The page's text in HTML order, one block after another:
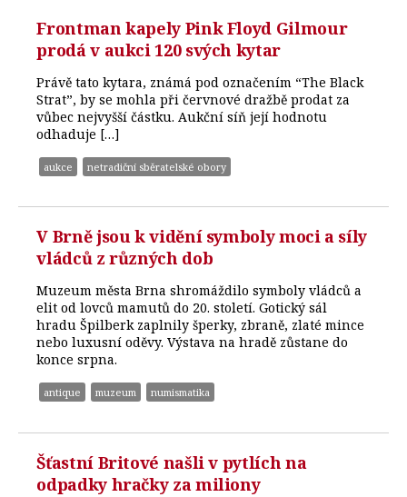
Frontman kapely Pink Floyd Gilmour
prodá v aukci 120 svých kytar
Právě tato kytara, známá pod označením “The Black
Strat”, by se mohla při červnové dražbě prodat za
vůbec nejvyšší částku. Aukční síň její hodnotu
odhaduje […]
aukce netradiční sběratelské obory
V Brně jsou k vidění symboly moci a síly
vládců z různých dob
Muzeum města Brna shromáždilo symboly vládců a
elit od lovců mamutů do 20. století. Gotický sál
hradu Špilberk zaplnily šperky, zbraně, zlaté mince
nebo luxusní oděvy. Výstava na hradě zůstane do
konce srpna.
antique muzeum numismatika
Šťastní Britové našli v pytlích na
odpadky hračky za miliony